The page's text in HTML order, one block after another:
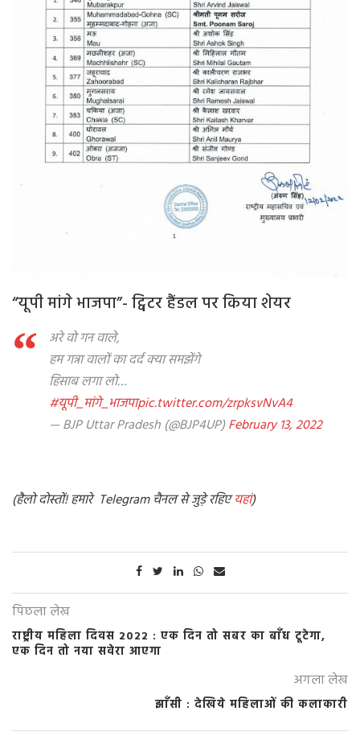
“यूपी मांगे भाजपा”- ट्विटर हैंडल पर किया शेयर
अरे वो गन वाले,
हम गन्ना वालों का दर्द क्या समझेंगे
हिसाब लगा लो…
#यूपी_मांगे_भाजपाpic.twitter.com/zrpksvNvA4
— BJP Uttar Pradesh (@BJP4UP)February 13, 2022
(हैलो दोस्तों! हमारे Telegram चैनल से जुड़े रहिएयहां)
पिछला लेख
राष्ट्रीय महिला दिवस 2022 : एक दिन तो सबर का बाँध टूटेगा,
एक दिन तो नया सवेरा आएगा
अगला लेख
झाँसी : देखिये महिलाओं की कलाकारी